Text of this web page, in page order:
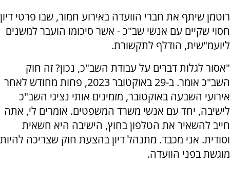
רוטמן שיתף את חברי הוועדה באירוע חמור, שבו פרטי דיון
חסוי שקיים עם אנשי שב"כ - אשר סיכומו הועבר למשנים
ליועמ"שית, הודלף לתקשורת.
"אסור לגלות דברים על עבודת השב"כ, נכון? זה חוק
השב"כ אומר. ב-29 באוקטובר 2023, פחות מחודש לאחר
אירועי השבעה באוקטובר, מזמינים אותי נציגי השב"כ
לישיבה, יחד עם אנשי משרד המשפטים. אומרים לי, אתה
חייב להשאיר את הטלפון בחוץ, הישיבה היא חשאית
וסודית. אני מכבד. מתנהל דיון בהצעת חוק שצריכה להיות
מוגשת בפני הוועדה.